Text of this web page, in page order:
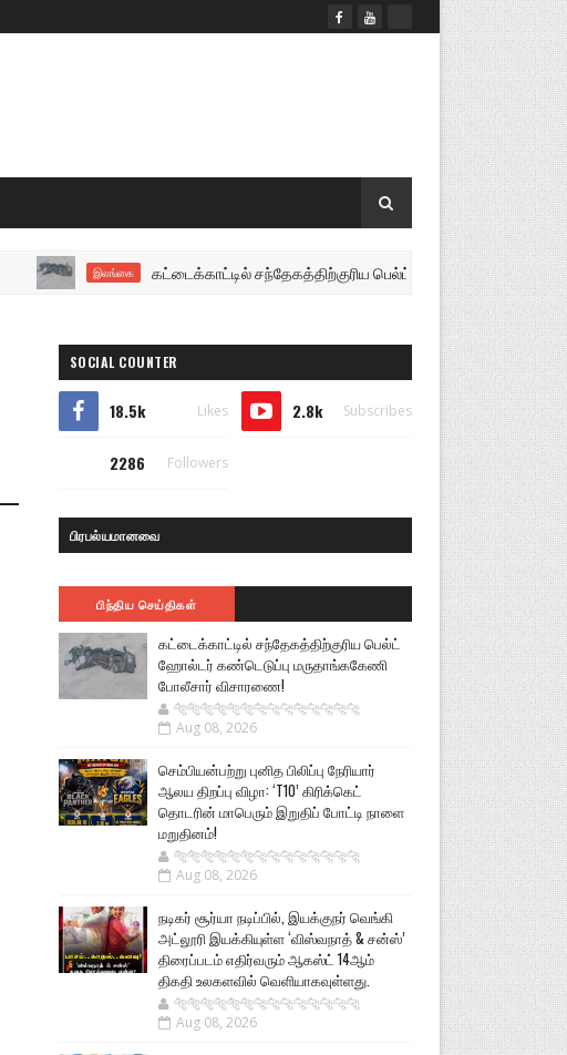
இலங்கை கட்டைக்காட்டில் சந்தேகத்திற்குரிய பெல்ட் ஹோல்டர் கண்டெடுப்பு
SOCIAL COUNTER
18.5k Likes 2.8k Subscribes
2286 Followers
பிரபல்யமானவை
பிந்திய செய்திகள்
கட்டைக்காட்டில் சந்தேகத்திற்குரிய பெல்ட்
ஹோல்டர் கண்டெடுப்பு மருதாங்ககேணி
போலீசார் விசாரணை!
🐅🐅🐅🐅🐅🐅🐆🐆🐆🐆🐆🐆🐆🐆
Aug 08, 2026
செம்பியன்பற்று புனித பிலிப்பு நேரியார்
ஆலய திறப்பு விழா: ‘T10’ கிரிக்கெட்
தொடரின் மாபெரும் இறுதிப் போட்டி நாளை
மறுதினம்!
🐅🐅🐅🐅🐅🐅🐆🐆🐆🐆🐆🐆🐆🐆
Aug 08, 2026
நடிகர் சூர்யா நடிப்பில், இயக்குநர் வெங்கி
அட்லூரி இயக்கியுள்ள ‘விஸ்வநாத் & சன்ஸ்’
திரைப்படம் எதிர்வரும் ஆகஸ்ட் 14ஆம்
திகதி உலகளவில் வெளியாகவுள்ளது.
🐅🐅🐅🐅🐅🐅🐆🐆🐆🐆🐆🐆🐆🐆
Aug 08, 2026